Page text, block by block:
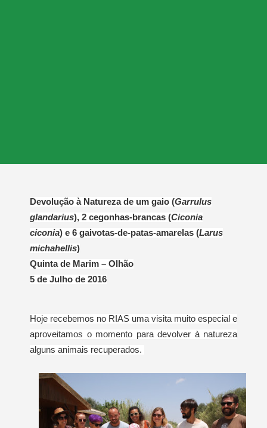
Devolução à Natureza de um gaio (Garrulus
glandarius), 2 cegonhas-brancas (Ciconia
ciconia) e 6 gaivotas-de-patas-amarelas (Larus
michahellis)
Quinta de Marim – Olhão
5 de Julho de 2016
Hoje recebemos no RIAS uma visita muito especial e
aproveitamos o momento para devolver à natureza
alguns animais recuperados.